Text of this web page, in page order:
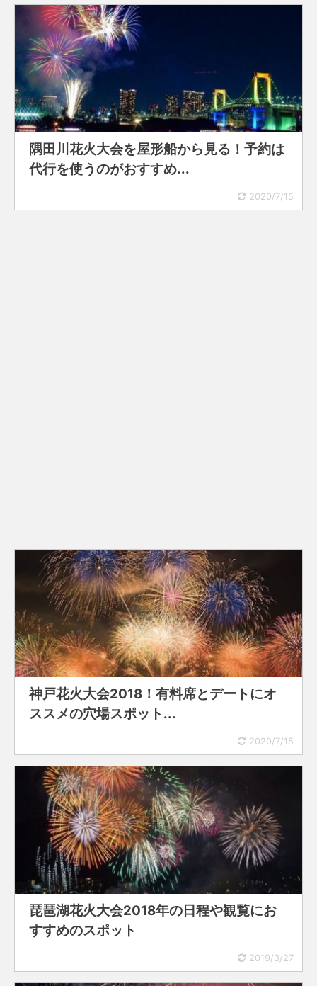
隅田川花火大会を屋形船から見る！予約は
代行を使うのがおすすめ...
2020/7/15
神戸花火大会2018！有料席とデートにオ
ススメの穴場スポット...
2020/7/15
琵琶湖花火大会2018年の日程や観覧にお
すすめのスポット
2019/3/27